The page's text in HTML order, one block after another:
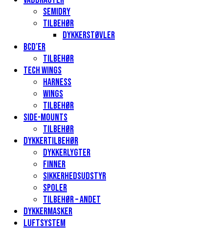
Semidry
Tilbehør
Dykkerstøvler
BCD’er
Tilbehør
Tech Wings
Harness
Wings
Tilbehør
Side-mounts
Tilbehør
Dykkertilbehør
Dykkerlygter
Finner
Sikkerhedsudstyr
Spoler
Tilbehør – andet
Dykkermasker
Luftsystem